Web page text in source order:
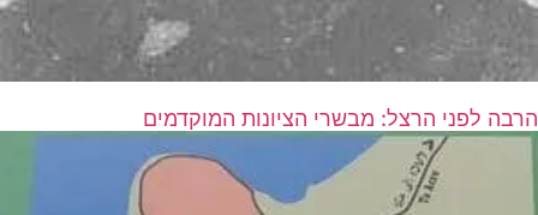
הרבה לפני הרצל: מבשרי הציונות המוקדמים